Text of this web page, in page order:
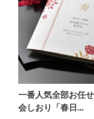
一番人気全部お任
会しおり「春日...